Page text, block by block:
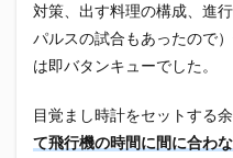
対策、出す料理の構成、進
パルスの試合もあったので
は即バタンキューでした。
目覚まし時計をセットする
て飛行機の時間に間に合わ
大道芸
天皇杯
宝塚記念
宮崎本店
山とおでん
山下メロ
平喜酒造
御殿場豆腐